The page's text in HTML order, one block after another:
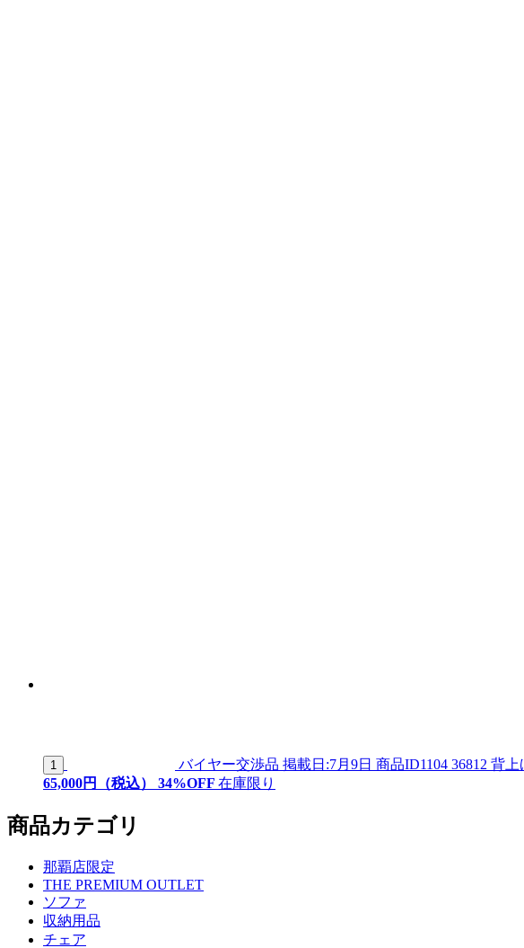
1 バイヤー交渉品 掲載日:7月9日 商品ID1104 36812 背上
65,000円（税込） 34%OFF 在庫限り
商品カテゴリ
那覇店限定
THE PREMIUM OUTLET
ソファ
収納用品
チェア